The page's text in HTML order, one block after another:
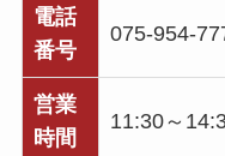
電話
番号
075-954-
営業
時間
11:30～